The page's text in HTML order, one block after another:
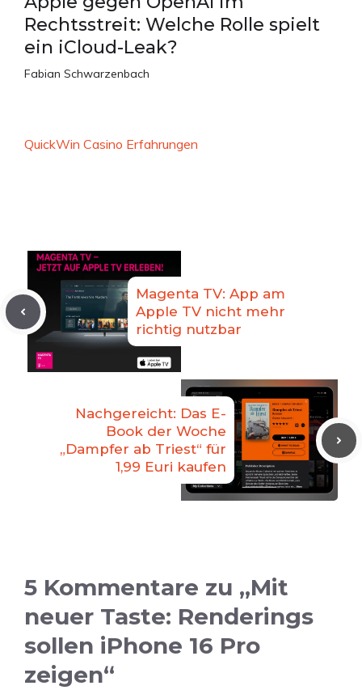
Rechtsstreit: Welche Rolle spielt
ein iCloud-Leak?
Fabian Schwarzenbach
QuickWin Casino Erfahrungen
Magenta TV: App am
Apple TV nicht mehr
richtig nutzbar
Nachgereicht: Das E-
Book der Woche
„Dampfer ab Triest“ für
1,99 Euri kaufen
5 Kommentare zu „Mit
neuer Taste: Renderings
sollen iPhone 16 Pro
zeigen“